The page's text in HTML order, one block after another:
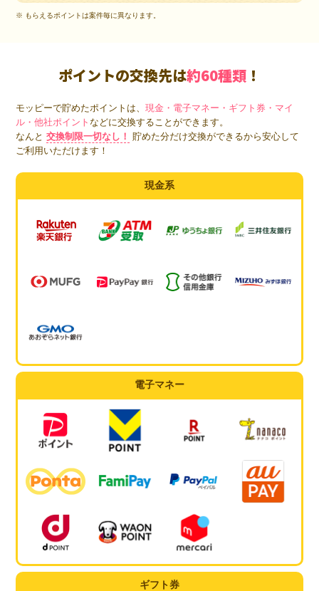
※ もらえるポイントは案件毎に異なります。
ポイントの交換先は約60種類 ！
モッピーで貯めたポイントは、現金・電子マネー・ギフト券・マイ
ル・他社ポイントなどに交換することができます。
なんと 交換制限一切なし！
貯めた分だけ交換ができるから安心して
ご利用いただけます！
現金系
電子マネー
ギフト券